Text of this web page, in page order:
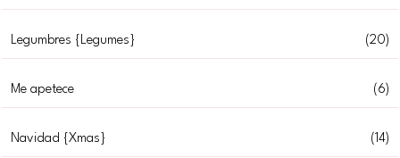
Legumbres {Legumes} (20)
Me apetece (6)
Navidad {Xmas} (14)